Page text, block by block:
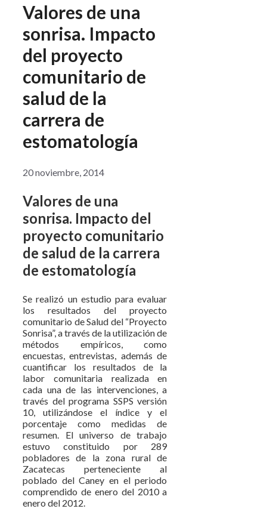
Valores de una
sonrisa. Impacto
del proyecto
comunitario de
salud de la
carrera de
estomatología
20 noviembre, 2014
Valores de una
sonrisa. Impacto del
proyecto comunitario
de salud de la carrera
de estomatología
Se realizó un estudio para evaluar
los resultados del proyecto
comunitario de Salud del “Proyecto
Sonrisa”, a través de la utilización de
métodos empíricos, como
encuestas, entrevistas, además de
cuantificar los resultados de la
labor comunitaria realizada en
cada una de las intervenciones, a
través del programa SSPS versión
10, utilizándose el índice y el
porcentaje como medidas de
resumen. El universo de trabajo
estuvo constituido por 289
pobladores de la zona rural de
Zacatecas perteneciente al
poblado del Caney en el periodo
comprendido de enero del 2010 a
enero del 2012.